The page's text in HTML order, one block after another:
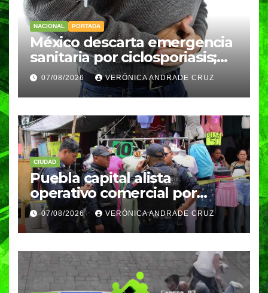
NACIONAL PORTADA
México descarta emergencia
sanitaria por ciclosporiasis;
reportan 33 casos en dos
meses
07/08/2026 VERÓNICA ANDRADE CRUZ
CIUDAD
Puebla capital alista
operativo comercial por
fiestas patrias y regreso a
clases
07/08/2026 VERÓNICA ANDRADE CRUZ